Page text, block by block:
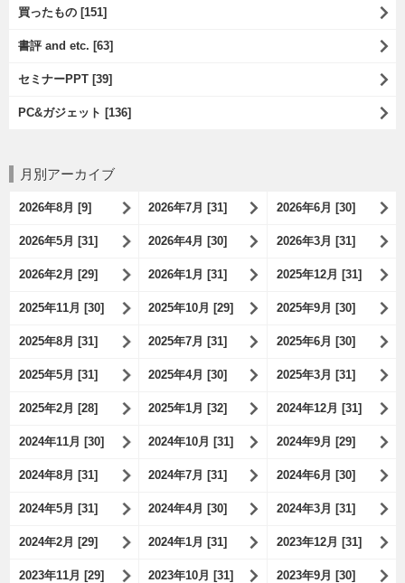
買ったもの [151]
書評 and etc. [63]
セミナーPPT [39]
PC&ガジェット [136]
月別アーカイブ
2026年8月 [9] 2026年7月 [31] 2026年6月 [30]
2026年5月 [31] 2026年4月 [30] 2026年3月 [31]
2026年2月 [29] 2026年1月 [31] 2025年12月 [31]
2025年11月 [30] 2025年10月 [29] 2025年9月 [30]
2025年8月 [31] 2025年7月 [31] 2025年6月 [30]
2025年5月 [31] 2025年4月 [30] 2025年3月 [31]
2025年2月 [28] 2025年1月 [32] 2024年12月 [31]
2024年11月 [30] 2024年10月 [31] 2024年9月 [29]
2024年8月 [31] 2024年7月 [31] 2024年6月 [30]
2024年5月 [31] 2024年4月 [30] 2024年3月 [31]
2024年2月 [29] 2024年1月 [31] 2023年12月 [31]
2023年11月 [29] 2023年10月 [31] 2023年9月 [30]